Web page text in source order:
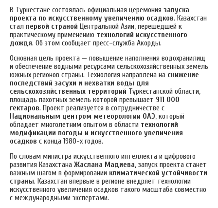
В Туркестане состоялась официальная церемония запуска
проекта по искусственному увеличению осадков. Казахстан
стал первой страной Центральной Азии, перешедшей к
практическому применению технологий искусственного
дождя. Об этом сообщает пресс-служба Акорды.
Основная цель проекта — повышение наполнения водохранилищ
и обеспечение водными ресурсами сельскохозяйственных земель
южных регионов страны. Технология направлена на снижение
последствий засухи и нехватки воды для
сельскохозяйственных территорий Туркестанской области,
площадь пахотных земель которой превышает 911 000
гектаров. Проект реализуется в сотрудничестве с
Национальным центром метеорологии ОАЭ, который
обладает многолетним опытом в области технологий
модификации погоды и искусственного увеличения
осадков с конца 1980-х годов.
По словам министра искусственного интеллекта и цифрового
развития Казахстана Жаслана Мадиева, запуск проекта станет
важным шагом в формировании климатической устойчивости
страны. Казахстан впервые в регионе внедряет технологии
искусственного увеличения осадков такого масштаба совместно
с международными экспертами.